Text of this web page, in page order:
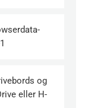
og
eller H-